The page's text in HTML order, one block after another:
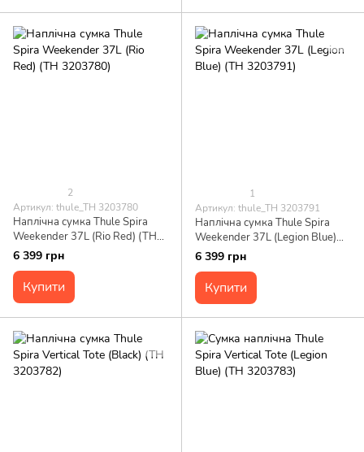
2
Артикул: thule_TH 3203780
Наплічна сумка Thule Spira
Weekender 37L (Rio Red) (TH
3203780)
6 399 грн
Купити
1
Артикул: thule_TH 3203791
Наплічна сумка Thule Spira
Weekender 37L (Legion Blue)
(TH 3203791)
6 399 грн
Купити